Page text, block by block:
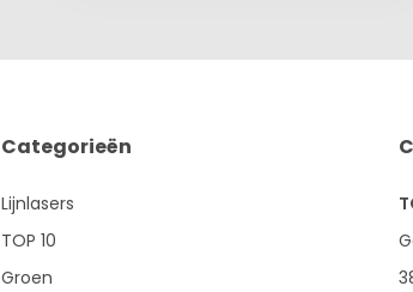
Categorieën
Lijnlasers
TOP 10
Groen